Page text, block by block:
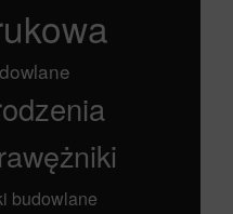
budowlane